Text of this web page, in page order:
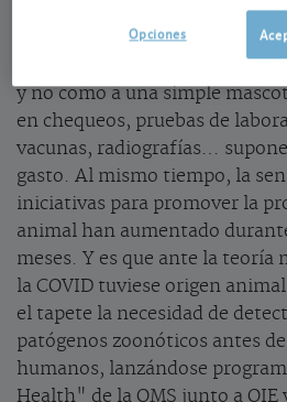
Las adopciones de perros y
con el confinamiento. Y son
que los tratan como a un
y no como a una simple
en chequeos, pruebas de
vacunas, radiografías…
gasto. Al mismo tiempo, la
iniciativas para promover la
animal han aumentado
meses. Y es que ante la teoría
la COVID tuviese origen
el tapete la necesidad de
patógenos zoonóticos antes
humanos, lanzándose
Health" de la OMS junto a OIE
Opciones